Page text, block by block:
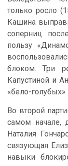
только росло
Кашина
соперниц
пользу
блоком. Три
Капустиной и
«бело-голубых»
Во второй
самом начале,
Наталия
связующая
навыки